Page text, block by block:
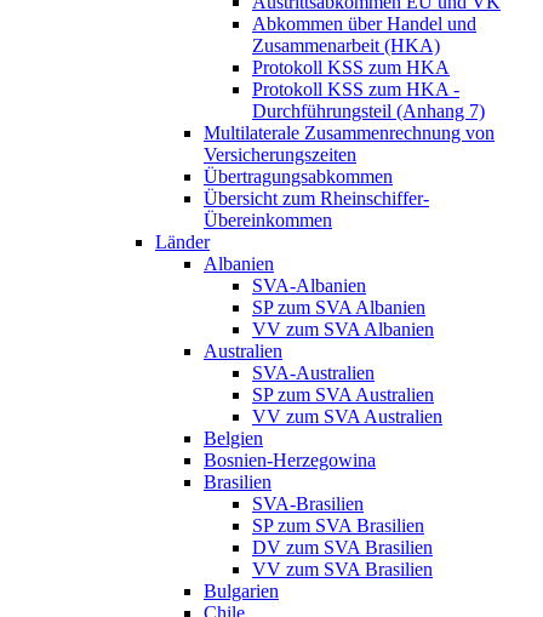
Abkommen über Handel und
Zusammenarbeit (HKA)
Protokoll KSS zum HKA
Protokoll KSS zum HKA -
Durchführungsteil (Anhang 7)
Multilaterale Zusammenrechnung von
Versicherungszeiten
Übertragungsabkommen
Übersicht zum Rheinschiffer-
Übereinkommen
Länder
Albanien
SVA-Albanien
SP zum SVA Albanien
VV zum SVA Albanien
Australien
SVA-Australien
SP zum SVA Australien
VV zum SVA Australien
Belgien
Bosnien-Herzegowina
Brasilien
SVA-Brasilien
SP zum SVA Brasilien
DV zum SVA Brasilien
VV zum SVA Brasilien
Bulgarien
Chile